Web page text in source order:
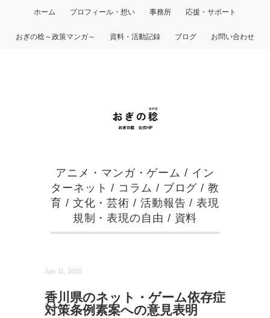
ホーム プロフィール・想い 事務所 応援・サポート
おぎの稔～政策マンガ～ 資料・活動記録 ブログ お問い合わせ
アニメ・マンガ・ゲーム / イン
ターネット / コラム / ブログ /教
育 / 文化・芸術 / 活動報告 /表現
規制・表現の自由 / 資料
Jan 11, 2020
香川県のネット・ゲーム依存症
対策条例素案への意見表明